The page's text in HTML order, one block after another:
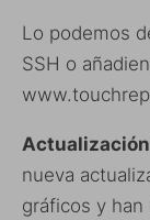
Lo podemos
SSH o
Actualización
nueva
gráficos y